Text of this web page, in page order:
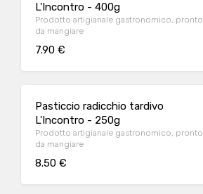
L'Incontro - 400g
Prodotto artigianale gastronomico, pronto
da mangiare
7.90 €
Pasticcio radicchio tardivo
L'Incontro - 250g
Prodotto artigianale gastronomico, pronto
da mangiare
8.50 €